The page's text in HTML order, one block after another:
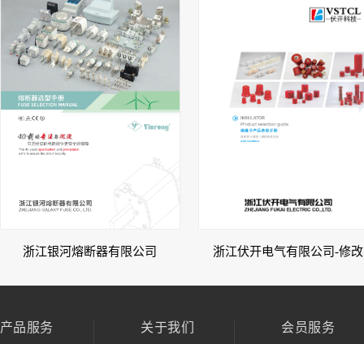
浙江银河熔断器有限公司 浙江伏开电气有限公司-修改
产品服务 关于我们 会员服务